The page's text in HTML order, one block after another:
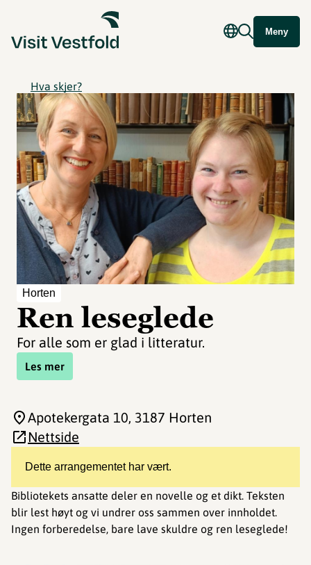
Meny
Hva skjer?
Horten
Ren leseglede
For alle som er glad i litteratur.
Les mer
Dette arrangementet har vært.
Bibliotekets ansatte deler en novelle og et dikt. Teksten
blir lest høyt og vi undrer oss sammen over innholdet.
Ingen forberedelse, bare lave skuldre og ren leseglede!
Apotekergata 10, 3187 Horten
Nettside